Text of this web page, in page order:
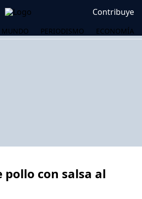
Contribuye
MUNDO PERIODISMO ECONOMÍA
pollo con salsa al